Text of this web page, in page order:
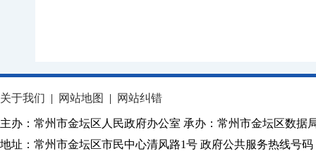
关于我们 | 网站地图 | 网站纠错
主办：常州市金坛区人民政府办公室 承办：常州市金坛区数据
地址：常州市金坛区市民中心清风路1号 政府公共服务热线号码